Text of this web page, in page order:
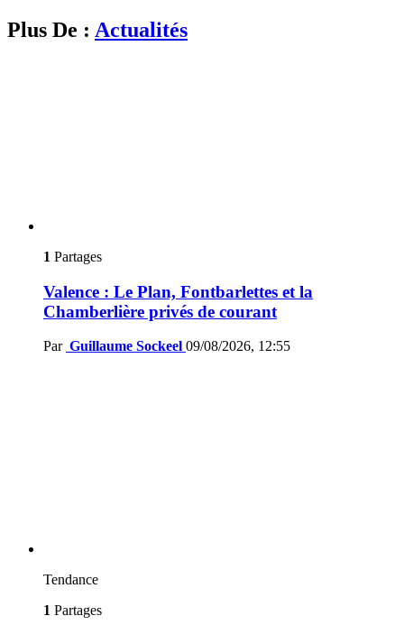
Plus De : Actualités
1 Partages
Valence : Le Plan, Fontbarlettes et la
Chamberlière privés de courant
Par Guillaume Sockeel 09/08/2026, 12:55
Tendance
1 Partages